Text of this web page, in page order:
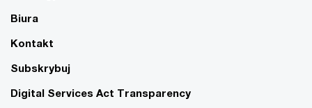
Biura
Kontakt
Subskrybuj
Digital Services Act Transparency